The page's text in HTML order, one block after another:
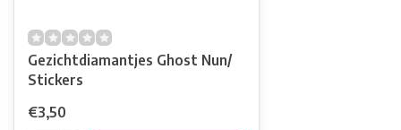
Gezichtdiamantjes Ghost Nun/
Stickers
€3,50